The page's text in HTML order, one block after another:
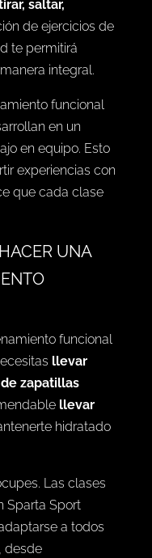
saltar,
de ejercicios de
te permitirá
integral.
funcional
en un
en equipo. Esto
experiencias con
que cada clase
UNA
funcional
llevar
zapatillas
llevar
hidratado
Las clases
Sparta Sport
a todos
desde